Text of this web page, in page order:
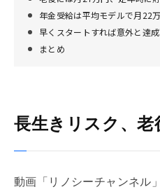
年金受給は平均モデルで月22
早くスタートすれば意外と達
まとめ
長生きリスク、老
動画「リノシーチャンネル